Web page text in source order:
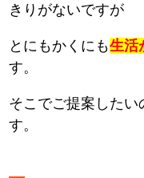
きりがないですが
とにもかくにも生活
す。
そこでご提案した
す。